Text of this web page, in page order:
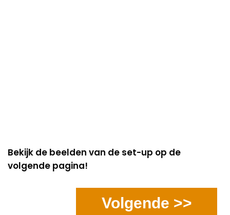
Bekijk de beelden van de set-up op de
volgende pagina!
Volgende >>